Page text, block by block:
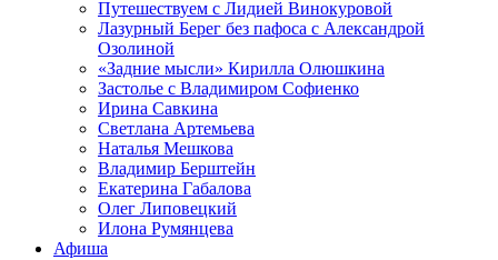
Путешествуем с Лидией Винокуровой
Лазурный Берег без пафоса с Александрой
Озолиной
«Задние мысли» Кирилла Олюшкина
Застолье с Владимиром Софиенко
Ирина Савкина
Светлана Артемьева
Наталья Мешкова
Владимир Берштейн
Екатерина Габалова
Олег Липовецкий
Илона Румянцева
Афиша